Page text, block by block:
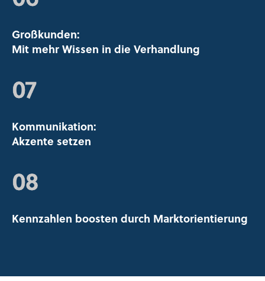
Großkunden:
Mit mehr Wissen in die Verhandlung
Kommunikation:
Akzente setzen
Kennzahlen boosten durch Marktorientierung